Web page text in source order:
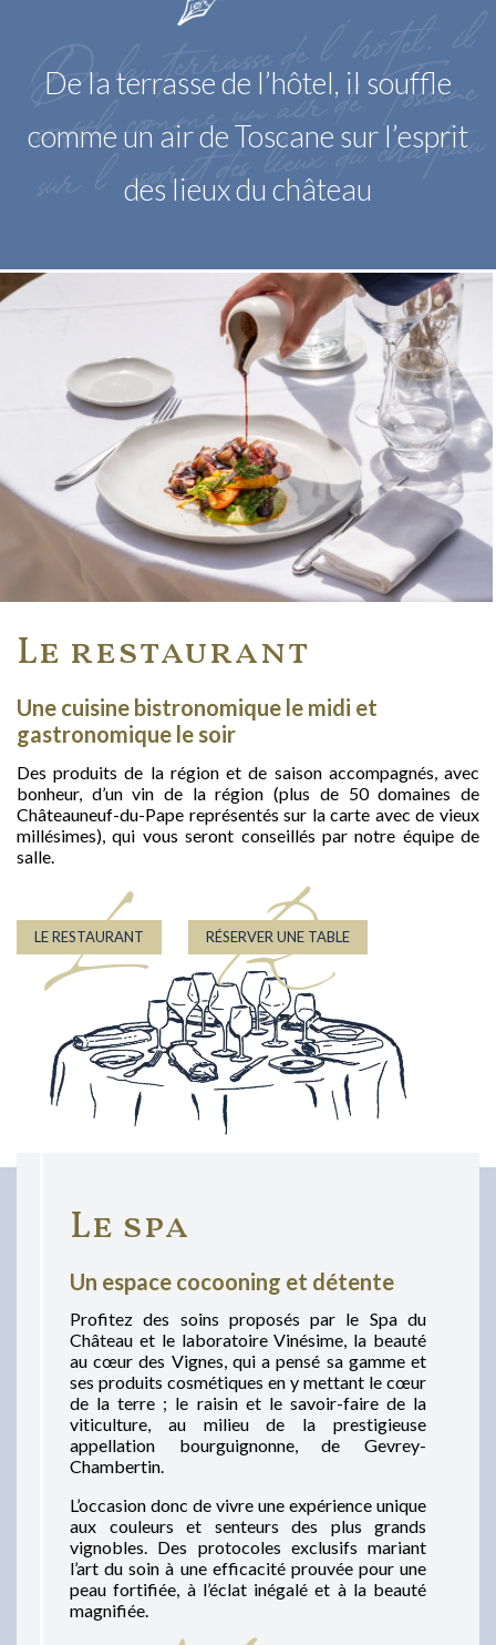
De la terrasse de
l’hôtel, il
souffle co
m
me un air de
Toscane
sur
l’esprit des lieux du château
De la terrasse de l’hôtel, il souffle
comme un air de Toscane sur l’esprit
des lieux du château
Le restaurant
Une cuisine bistronomique le midi et
gastronomique le soir
Des produits de la région et de saison accompagnés, avec
bonheur, d’un vin de la région (plus de 50 domaines de
Châteauneuf-du-Pape représentés sur la carte avec de vieux
millésimes), qui vous seront conseillés par notre équipe de
salle.
L
LE RESTAURANT R
RÉSERVER UNE TABLE
Le spa
Un espace cocooning et détente
Profitez des soins proposés par le Spa du
Château et le laboratoire Vinésime, la beauté
au cœur des Vignes, qui a pensé sa gamme et
ses produits cosmétiques en y mettant le cœur
de la terre ; le raisin et le savoir-faire de la
viticulture, au milieu de la prestigieuse
appellation bourguignonne, de Gevrey-
Chambertin.
L’occasion donc de vivre une expérience unique
aux couleurs et senteurs des plus grands
vignobles. Des protocoles exclusifs mariant
l’art du soin à une efficacité prouvée pour une
peau fortifiée, à l’éclat inégalé et à la beauté
magnifiée.